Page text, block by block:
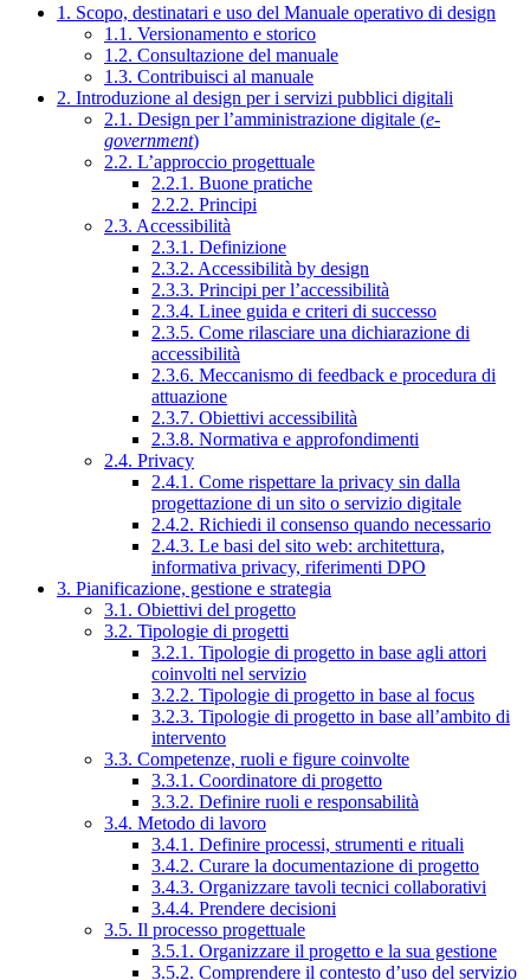
1. Scopo, destinatari e uso del Manuale operativo di design
1.1. Versionamento e storico
1.2. Consultazione del manuale
1.3. Contribuisci al manuale
2. Introduzione al design per i servizi pubblici digitali
2.1. Design per l’amministrazione digitale (e-
government)
2.2. L’approccio progettuale
2.2.1. Buone pratiche
2.2.2. Principi
2.3. Accessibilità
2.3.1. Definizione
2.3.2. Accessibilità by design
2.3.3. Principi per l’accessibilità
2.3.4. Linee guida e criteri di successo
2.3.5. Come rilasciare una dichiarazione di
accessibilità
2.3.6. Meccanismo di feedback e procedura di
attuazione
2.3.7. Obiettivi accessibilità
2.3.8. Normativa e approfondimenti
2.4. Privacy
2.4.1. Come rispettare la privacy sin dalla
progettazione di un sito o servizio digitale
2.4.2. Richiedi il consenso quando necessario
2.4.3. Le basi del sito web: architettura,
informativa privacy, riferimenti DPO
3. Pianificazione, gestione e strategia
3.1. Obiettivi del progetto
3.2. Tipologie di progetti
3.2.1. Tipologie di progetto in base agli attori
coinvolti nel servizio
3.2.2. Tipologie di progetto in base al focus
3.2.3. Tipologie di progetto in base all’ambito di
intervento
3.3. Competenze, ruoli e figure coinvolte
3.3.1. Coordinatore di progetto
3.3.2. Definire ruoli e responsabilità
3.4. Metodo di lavoro
3.4.1. Definire processi, strumenti e rituali
3.4.2. Curare la documentazione di progetto
3.4.3. Organizzare tavoli tecnici collaborativi
3.4.4. Prendere decisioni
3.5. Il processo progettuale
3.5.1. Organizzare il progetto e la sua gestione
3.5.2. Comprendere il contesto d’uso del servizio